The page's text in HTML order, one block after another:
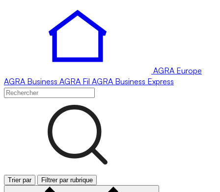
AGRA Europe
AGRA Business AGRA Fil AGRA Business Express
Trier par Filtrer par rubrique